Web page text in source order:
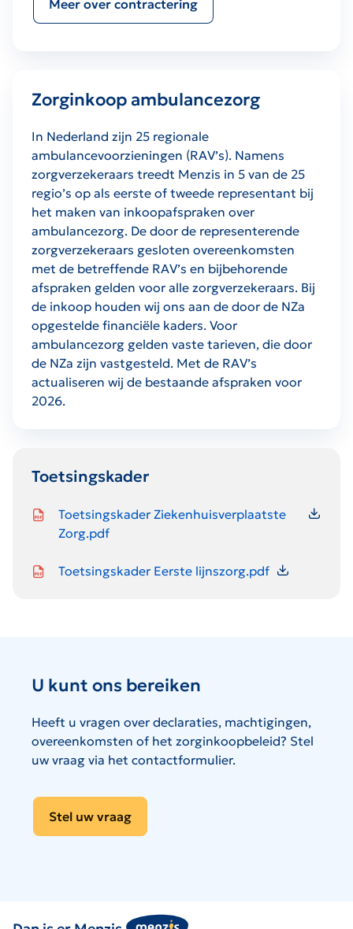
Meer over contractering
Zorginkoop ambulancezorg
In Nederland zijn 25 regionale
ambulancevoorzieningen (RAV’s). Namens
zorgverzekeraars treedt Menzis in 5 van de 25
regio’s op als eerste of tweede representant bij
het maken van inkoopafspraken over
ambulancezorg. De door de representerende
zorgverzekeraars gesloten overeenkomsten
met de betreffende RAV’s en bijbehorende
afspraken gelden voor alle zorgverzekeraars. Bij
de inkoop houden wij ons aan de door de NZa
opgestelde financiële kaders. Voor
ambulancezorg gelden vaste tarieven, die door
de NZa zijn vastgesteld. Met de RAV’s
actualiseren wij de bestaande afspraken voor
2026.
Toetsingskader
Icon file type-pdfToetsingskader Ziekenhuisverplaatste
Zorg.pdf
Icon file type-pdfToetsingskader Eerste lijnszorg.pdf
U kunt ons bereiken
Heeft u vragen over declaraties, machtigingen,
overeenkomsten of het zorginkoopbeleid? Stel
uw vraag via het contactformulier.
Stel uw vraag